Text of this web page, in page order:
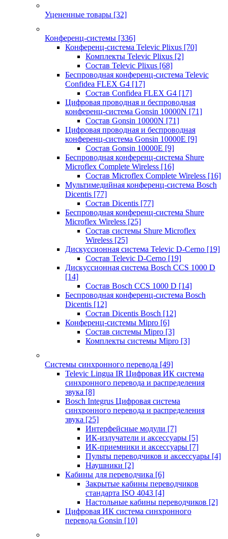
Уцененные товары [32]
Конференц-системы [336]
Конференц-система Televic Plixus [70]
Комплекты Televic Plixus [2]
Состав Televic Plixus [68]
Беспроводная конференц-система Televic
Confidea FLEX G4 [17]
Состав Confidea FLEX G4 [17]
Цифровая проводная и беспроводная
конференц-система Gonsin 10000N [71]
Состав Gonsin 10000N [71]
Цифровая проводная и беспроводная
конференц-система Gonsin 10000E [9]
Состав Gonsin 10000E [9]
Беспроводная конференц-система Shure
Microflex Complete Wireless [16]
Состав Microflex Complete Wireless [16]
Мультимедийная конференц-система Bosch
Dicentis [77]
Состав Dicentis [77]
Беспроводная конференц-система Shure
Microflex Wireless [25]
Состав системы Shure Microflex
Wireless [25]
Дискуссионная система Televic D-Cerno [19]
Состав Televic D-Cerno [19]
Дискуссионная система Bosch CCS 1000 D
[14]
Состав Bosch CCS 1000 D [14]
Беспроводная конференц-система Bosch
Dicentis [12]
Состав Dicentis Bosch [12]
Конференц-системы Mipro [6]
Состав системы Mipro [3]
Комплекты системы Mipro [3]
Системы синхронного перевода [49]
Televic Lingua IR Цифровая ИК система
синхронного перевода и распределения
звука [8]
Bosch Integrus Цифровая система
синхронного перевода и распределения
звука [25]
Интерфейсные модули [7]
ИК-излучатели и аксессуары [5]
ИК-приемники и аксессуары [7]
Пульты переводчиков и аксессуары [4]
Наушники [2]
Кабины для переводчика [6]
Закрытые кабины переводчиков
стандарта ISO 4043 [4]
Настольные кабины переводчиков [2]
Цифровая ИК система синхронного
перевода Gonsin [10]